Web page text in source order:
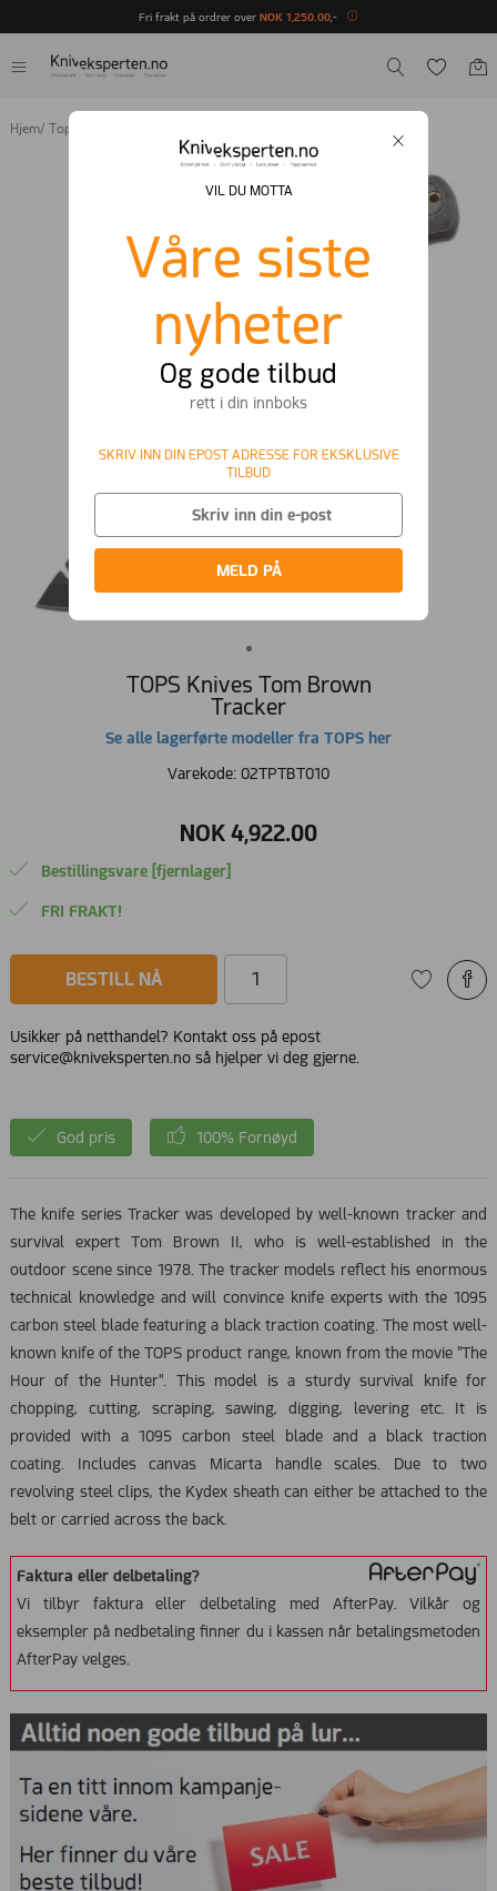
VIL DU MOTTA
Våre siste
nyheter
Og gode tilbud
rett i din innboks
SKRIV INN DIN EPOST ADRESSE FOR EKSKLUSIVE
TILBUD
MELD PÅ
Fri frakt på ordrer over NOK 1 250 00,-
Hjem/ Tops
TOPS Knives Tom Brown
Tracker
Se alle lagerførte modeller fra TOPS her
Varekode: 02TPTBT010
NOK 4,922.00
Bestillingsvare [fjernlager]
FRI FRAKT!
BESTILL NÅ
Usikker på netthandel? Kontakt oss på epost
service@kniveksperten.no så hjelper vi deg gjerne.
God pris 100% Fornøyd
The knife series Tracker was developed by well-known tracker and
survival expert Tom Brown II, who is well-established in the
outdoor scene since 1978. The tracker models reflect his enormous
technical knowledge and will convince knife experts with the 1095
carbon steel blade featuring a black traction coating. The most well-
known knife of the TOPS product range, known from the movie "The
Hour of the Hunter". This model is a sturdy survival knife for
chopping, cutting, scraping, sawing, digging, levering etc. It is
provided with a 1095 carbon steel blade and a black traction
coating. Includes canvas Micarta handle scales. Due to two
revolving steel clips, the Kydex sheath can either be attached to the
belt or carried across the back.
Faktura eller delbetaling?
Vi tilbyr faktura eller delbetaling med AfterPay. Vilkår og
eksempler på nedbetaling finner du i kassen når betalingsmetoden
AfterPay velges.